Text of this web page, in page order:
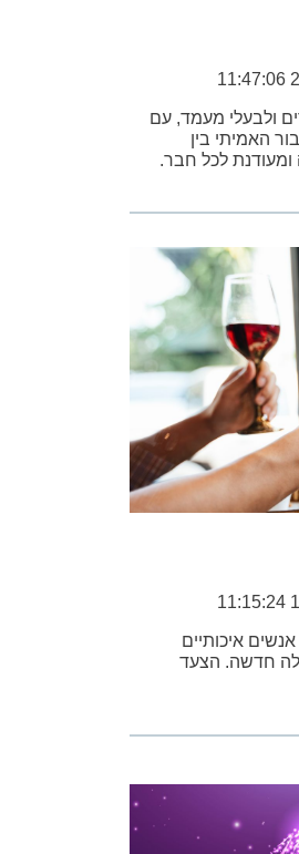
ולבעלי מעמד, עם
האמיתי בין
לכל חבר.
איכותיים
חדשה. הצעד